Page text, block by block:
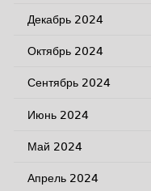
Декабрь 2024
Октябрь 2024
Сентябрь 2024
Июнь 2024
Май 2024
Апрель 2024